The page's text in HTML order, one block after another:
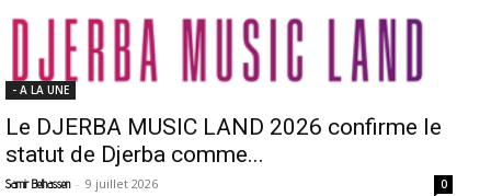
- A LA UNE
Le DJERBA MUSIC LAND 2026 confirme le
statut de Djerba comme...
Samir Belhassen - 9 juillet 2026 0